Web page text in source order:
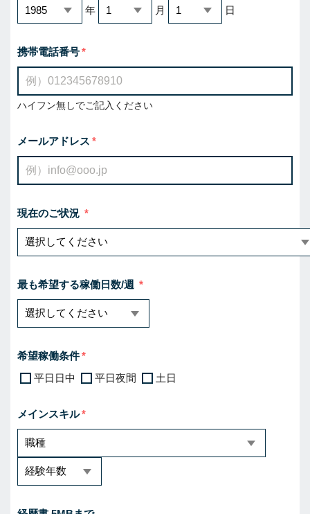
年 月 日
携帯電話番号
ハイフン無しでご記入ください
メールアドレス
現在のご状況
最も希望する稼働日数/週
希望稼働条件
平日日中
平日夜間 土日
メインスキル